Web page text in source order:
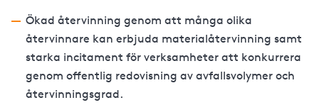
Ökad återvinning genom att många olika
återvinnare kan erbjuda materialåtervinning samt
starka incitament för verksamheter att konkurrera
genom offentlig redovisning av avfallsvolymer och
återvinningsgrad.